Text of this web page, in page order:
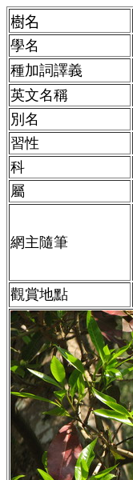
樹名
學名
種加詞譯義
英文名稱
別名
習性
科
屬
網主隨筆
觀賞地點